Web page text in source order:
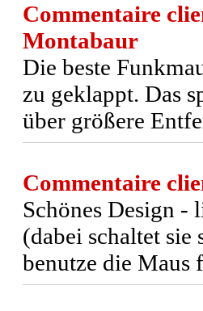
Commentaire
Montabaur
Die beste
zu geklappt. Das
über größere
Commentaire
Schönes Design -
(dabei schaltet
benutze die Maus